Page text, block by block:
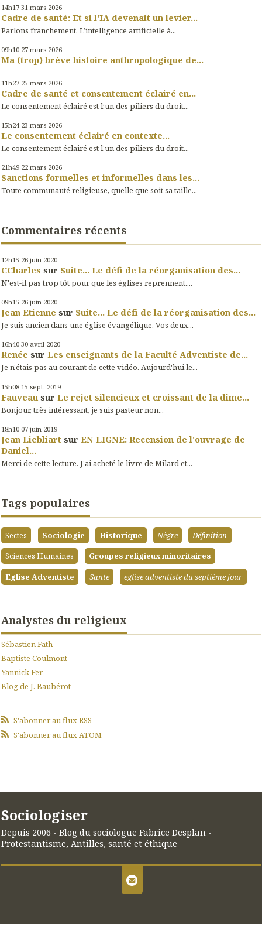
14h17 31 mars 2026
Cadre de santé: Et si l'IA devenait un levier...
Parlons franchement. L’intelligence artificielle à...
09h10 27 mars 2026
Ma (trop) brève histoire anthropologique de...
11h27 25 mars 2026
Cadre de santé et consentement éclairé en...
Le consentement éclairé est l’un des piliers du droit...
15h24 23 mars 2026
Le consentement éclairé en contexte...
Le consentement éclairé est l'un des piliers du droit...
21h49 22 mars 2026
Sanctions formelles et informelles dans les...
Toute communauté religieuse, quelle que soit sa taille...
Commentaires récents
12h15 26 juin 2020
CCharles sur Suite... Le défi de la réorganisation des...
N'est-il pas trop tôt pour que les églises reprennent....
09h15 26 juin 2020
Jean Etienne sur Suite... Le défi de la réorganisation des...
Je suis ancien dans une église évangélique. Vos deux...
16h40 30 avril 2020
Renée sur Les enseignants de la Faculté Adventiste de...
Je n'étais pas au courant de cette vidéo. Aujourd'hui le...
15h08 15 sept. 2019
Fauveau sur Le rejet silencieux et croissant de la dîme...
Bonjour, très intéressant, je suis pasteur non...
18h10 07 juin 2019
Jean Liebliart sur EN LIGNE: Recension de l'ouvrage de
Daniel...
Merci de cette lecture. J'ai acheté le livre de Milard et...
Tags populaires
Sectes Sociologie Historique Nègre
Définition
Sciences Humaines
Groupes religieux minoritaires
Eglise Adventiste
Sante eglise adventiste du septième jour
Analystes du religieux
Sébastien Fath
Baptiste Coulmont
Yannick Fer
Blog de J. Baubérot
S'abonner au flux RSS
S'abonner au flux ATOM
Sociologiser
Depuis 2006 - Blog du sociologue Fabrice Desplan -
Protestantisme, Antilles, santé et éthique